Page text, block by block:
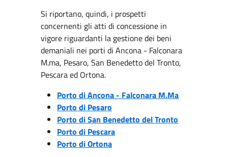
Si riportano, quindi, i prospetti
concernenti gli atti di concessione in
vigore riguardanti la gestione dei beni
demaniali nei porti di Ancona - Falconara
M.ma, Pesaro, San Benedetto del Tronto,
Pescara ed Ortona.
Porto di Ancona - Falconara M.Ma
Porto di Pesaro
Porto di San Benedetto del Tronto
Porto di Pescara
Porto di Ortona